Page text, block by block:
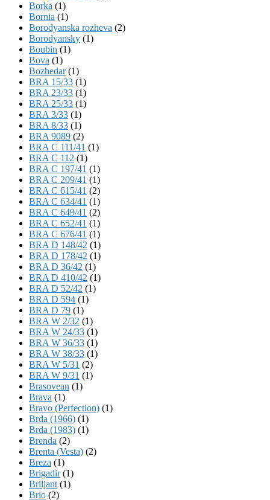
Borka (1)
Bornia (1)
Borodyanska rozheva (2)
Borodyansky (1)
Boubin (1)
Bova (1)
Bozhedar(1)
BRA 15/33 (1)
BRA 23/33 (1)
BRA 25/33 (1)
BRA 3/33 (1)
BRA 8/33 (1)
BRA 9089 (2)
BRA C 111/41 (1)
BRA C 112 (1)
BRA C 197/41 (1)
BRA C 209/41 (1)
BRA C 615/41 (2)
BRA C 634/41 (1)
BRA C 649/41 (2)
BRA C 652/41 (1)
BRA C 676/41 (1)
BRA D 148/42 (1)
BRA D 178/42 (1)
BRA D 36/42 (1)
BRA D 410/42 (1)
BRA D 52/42 (1)
BRA D 594 (1)
BRA D 79 (1)
BRA W 2/32 (1)
BRA W 24/33 (1)
BRA W 36/33 (1)
BRA W 38/33 (1)
BRA W 5/31 (2)
BRA W 9/31 (1)
Brasovean (1)
Brava (1)
Bravo (Perfection) (1)
Brda (1966) (1)
Brda (1983) (1)
Brenda (2)
Brenta (Vesta) (2)
Breza (1)
Brigadir(1)
Briljant (1)
Brio (2)